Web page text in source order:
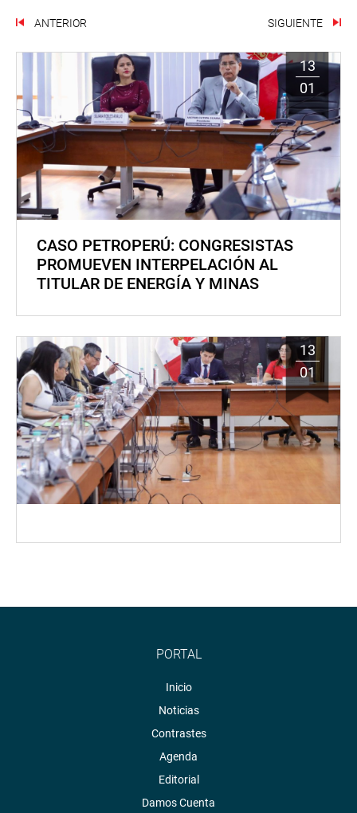
ANTERIOR SIGUIENTE
13
01
CASO PETROPERÚ: CONGRESISTAS
PROMUEVEN INTERPELACIÓN AL
TITULAR DE ENERGÍA Y MINAS
13
01
PORTAL
Inicio
Noticias
Contrastes
Agenda
Editorial
Damos Cuenta